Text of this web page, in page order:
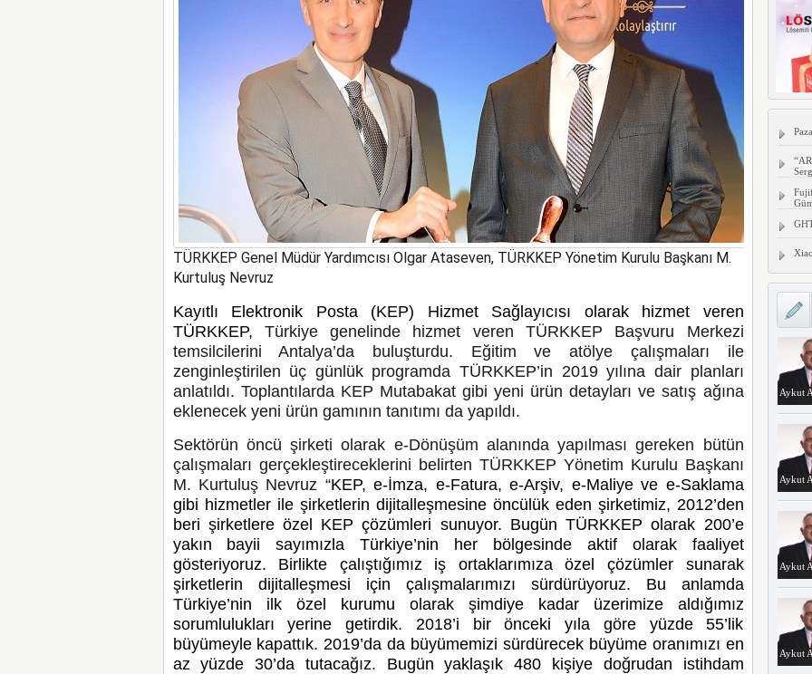
TÜRKKEP Genel Müdür Yardımcısı Olgar Ataseven, TÜRKKEP Yönetim Kurulu Başkanı M.
Kurtuluş Nevruz
Kayıtlı Elektronik Posta (KEP) Hizmet Sağlayıcısı olarak hizmet veren
TÜRKKEP, Türkiye genelinde hizmet veren TÜRKKEP Başvuru Merkezi
temsilcilerini Antalya’da buluşturdu. Eğitim ve atölye çalışmaları ile
zenginleştirilen üç günlük programda TÜRKKEP’in 2019 yılına dair planları
anlatıldı. Toplantılarda KEP Mutabakat gibi yeni ürün detayları ve satış ağına
eklenecek yeni ürün gamının tanıtımı da yapıldı.
Sektörün öncü şirketi olarak e-Dönüşüm alanında yapılması gereken bütün
çalışmaları gerçekleştireceklerini belirten TÜRKKEP Yönetim Kurulu Başkanı
M. Kurtuluş Nevruz “KEP, e-İmza, e-Fatura, e-Arşiv, e-Maliye ve e-Saklama
gibi hizmetler ile şirketlerin dijitalleşmesine öncülük eden şirketimiz, 2012’den
beri şirketlere özel KEP çözümleri sunuyor. Bugün TÜRKKEP olarak 200’e
yakın bayii sayımızla Türkiye’nin her bölgesinde aktif olarak faaliyet
gösteriyoruz. Birlikte çalıştığımız iş ortaklarımıza özel çözümler sunarak
şirketlerin dijitalleşmesi için çalışmalarımızı sürdürüyoruz. Bu anlamda
Türkiye’nin ilk özel kurumu olarak şimdiye kadar üzerimize aldığımız
sorumlulukları yerine getirdik. 2018’i bir önceki yıla göre yüzde 55’lik
büyümeyle kapattık. 2019’da da büyümemizi sürdürecek büyüme oranımızı en
az yüzde 30’da tutacağız. Bugünyaklaşık 480 kişiye doğrudan istihdam
Aykut
Aykut
Aykut
Aykut